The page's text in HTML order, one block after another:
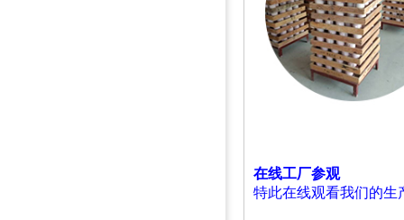
在线工厂参观
特此在线观看我们的生